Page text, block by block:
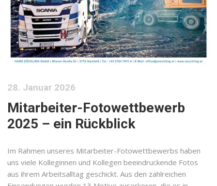
28. Januar 2026
Mitarbeiter-Fotowettbewerb
2025 – ein Rückblick
Im Rahmen unseres Mitarbeiter-Fotowettbewerbs haben
uns viele Kolleginnen und Kollegen beeindruckende Fotos
aus ihrem Arbeitsalltag geschickt. Aus den zahlreichen